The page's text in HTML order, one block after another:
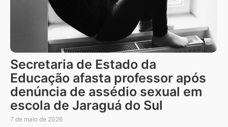
Secretaria de Estado da
Educação afasta professor após
denúncia de assédio sexual em
escola de Jaraguá do Sul
7 de maio de 2026